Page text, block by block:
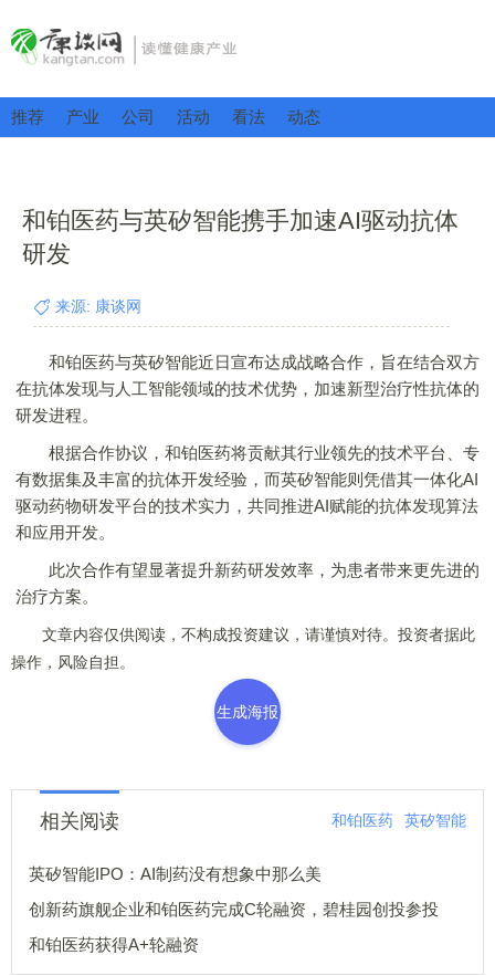
推荐 产业 公司 活动 看法 动态
和铂医药与英矽智能携手加速AI驱动抗体
研发
来源: 康谈网
和铂医药与英矽智能近日宣布达成战略合作，旨在结合双方
在抗体发现与人工智能领域的技术优势，加速新型治疗性抗体的
研发进程。
根据合作协议，和铂医药将贡献其行业领先的技术平台、专
有数据集及丰富的抗体开发经验，而英矽智能则凭借其一体化AI
驱动药物研发平台的技术实力，共同推进AI赋能的抗体发现算法
和应用开发。
此次合作有望显著提升新药研发效率，为患者带来更先进的
治疗方案。
文章内容仅供阅读，不构成投资建议，请谨慎对待。投资者据此
操作，风险自担。
生成海报
相关阅读 和铂医药 英矽智能
英矽智能IPO：AI制药没有想象中那么美
创新药旗舰企业和铂医药完成C轮融资，碧桂园创投参投
和铂医药获得A+轮融资